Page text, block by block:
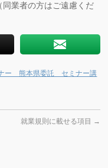
業者の方はご遠慮くだ
ー 熊本県委託 セミナー講
就業規則に載せる項目 →